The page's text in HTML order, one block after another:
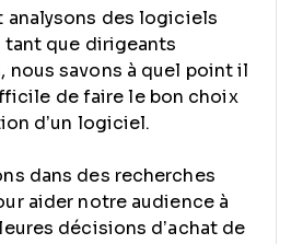
analysons des logiciels
tant que dirigeants
nous savons à quel point il
de faire le bon choix
d’un logiciel.
dans des recherches
aider notre audience à
décisions d’achat de